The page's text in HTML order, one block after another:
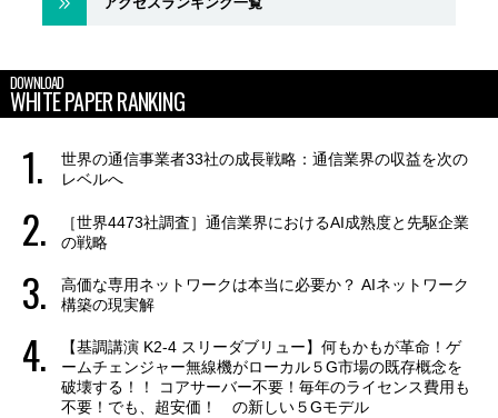
DOWNLOAD
WHITE PAPER RANKING
世界の通信事業者33社の成長戦略：通信業界の収益を次の
レベルへ
［世界4473社調査］通信業界におけるAI成熟度と先駆企業
の戦略
高価な専用ネットワークは本当に必要か？ AIネットワーク
構築の現実解
【基調講演 K2-4 スリーダブリュー】何もかもが革命！ゲ
ームチェンジャー無線機がローカル５G市場の既存概念を
破壊する！！ コアサーバー不要！毎年のライセンス費用も
不要！でも、超安価！ の新しい５Gモデル